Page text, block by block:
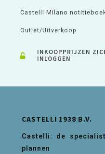
Castelli Milano
Outlet/Uitverkoop
INKOOPPRIJZEN
INLOGGEN
CASTELLI 1938 B.V.
Castelli: de
plannen